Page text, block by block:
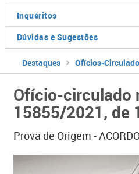
Inquéritos
Dúvidas e Sugestões
Destaques Ofícios-
Ofício-circulado
15855/2021, de
​Prova de Origem -